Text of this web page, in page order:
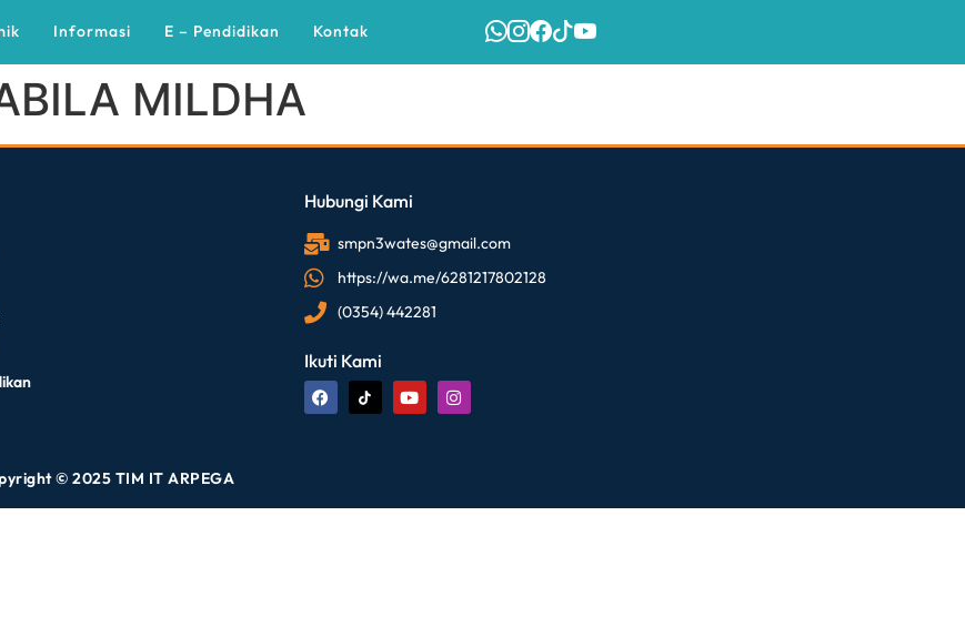
Informasi E – Pendidikan Kontak
MILDHA
Hubungi Kami
smpn3wates@gmail.com
https://wa.me/6281217802128
(0354) 442281
Ikuti Kami
© 2025 TIM IT ARPEGA